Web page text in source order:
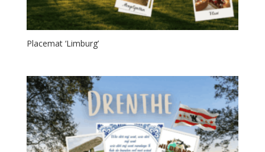
Placemat ‘Limburg’